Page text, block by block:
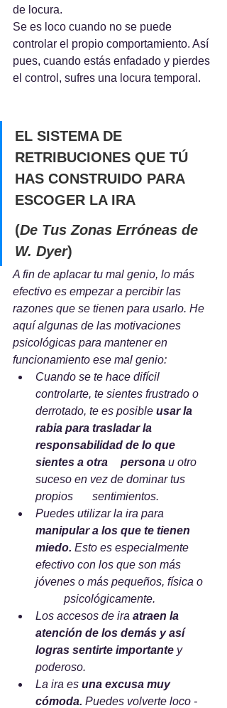
de locura.
Se es loco cuando no se puede
controlar el propio comportamiento. Así
pues, cuando estás enfadado y pierdes
el control, sufres una locura temporal.
EL SISTEMA DE
RETRIBUCIONES QUE TÚ
HAS CONSTRUIDO PARA
ESCOGER LA IRA
(De Tus Zonas Erróneas de
W. Dyer)
A fin de aplacar tu mal genio, lo más
efectivo es empezar a percibir las
razones que se tienen para usarlo. He
aquí algunas de las motivaciones
psicológicas para mantener en
funcionamiento ese mal genio:
Cuando se te hace difícil
controlarte, te sientes frustrado o
derrotado, te es posible usar la
rabia para trasladar la
responsabilidad de lo que
sientes a otra 	persona u otro
suceso en vez de dominar tus
propios 	sentimientos.
Puedes utilizar la ira para
manipular a los que te tienen
miedo. Esto es especialmente
efectivo con los que son más
jóvenes o más pequeños, física o
	psicológicamente.
Los accesos de ira atraen la
atención de los demás y así
logras sentirte importante y
poderoso.
La ira es una excusa muy
cómoda. Puedes volverte loco -